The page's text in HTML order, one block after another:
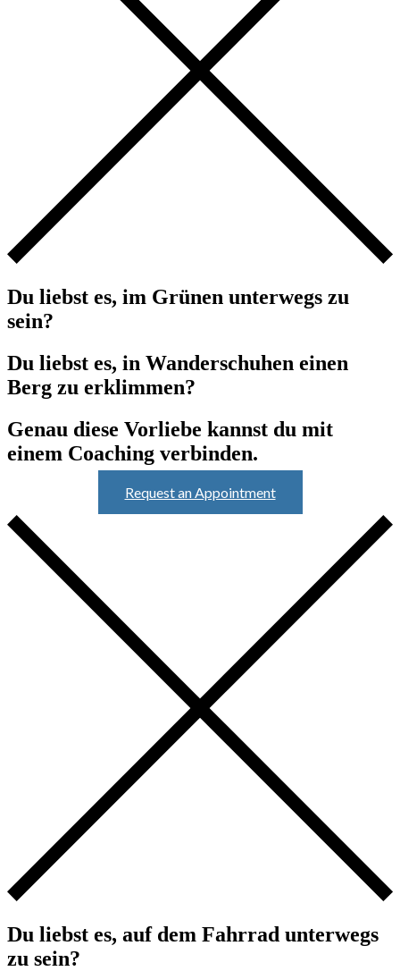
Du liebst es, im Grünen unterwegs zu
sein?
Du liebst es, in Wanderschuhen einen
Berg zu erklimmen?
Genau diese Vorliebe kannst du mit
einem Coaching verbinden.
Request an Appointment
Du liebst es, auf dem Fahrrad unterwegs
zu sein?